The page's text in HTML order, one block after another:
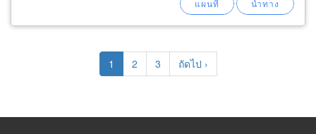
Current
page
1 Page
2 Page
3
Next
page
ถัดไป ›